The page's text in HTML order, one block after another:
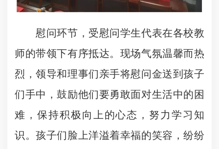
慰问环节，受慰问学生代表在各校教
师的带领下有序抵达。现场气氛温馨而热
烈，领导和理事们亲手将慰问金送到孩子
们手中，鼓励他们要勇敢面对生活中的困
难，保持积极向上的心态，努力学习知
识。孩子们脸上洋溢着幸福的笑容，纷纷